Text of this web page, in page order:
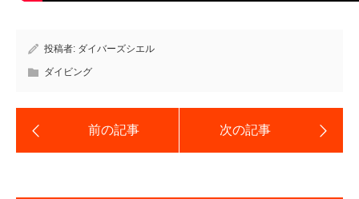
投稿者: ダイバーズシエル
ダイビング